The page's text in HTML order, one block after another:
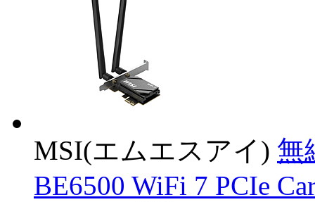
MSI(エムエスアイ) 無
BE6500 WiFi 7 PCIe